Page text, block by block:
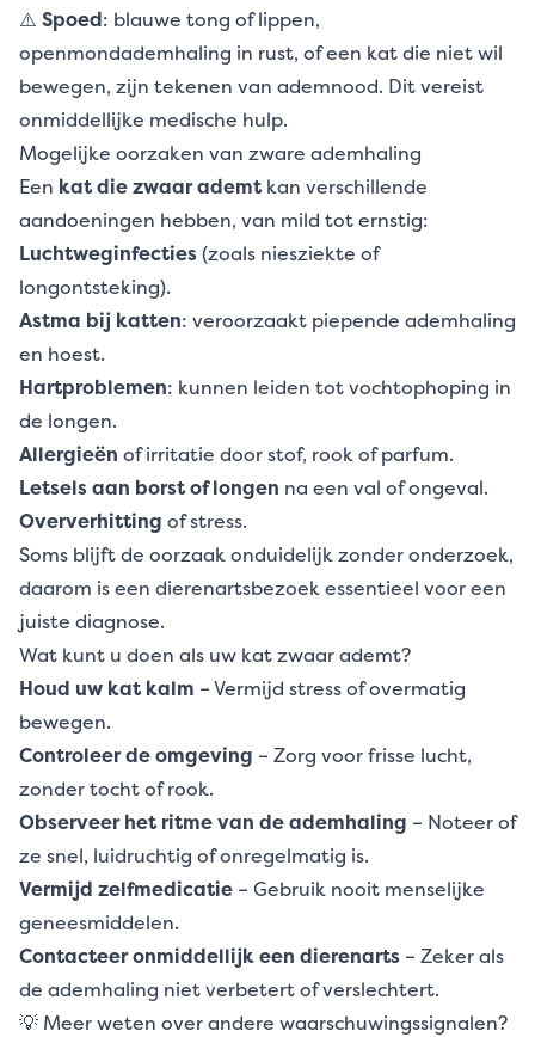
⚠️ Spoed: blauwe tong of lippen,
openmondademhaling in rust, of een kat die niet wil
bewegen, zijn tekenen van ademnood. Dit vereist
onmiddellijke medische hulp.
Mogelijke oorzaken van zware ademhaling
Een kat die zwaar ademt kan verschillende
aandoeningen hebben, van mild tot ernstig:
Luchtweginfecties(zoals niesziekte of
longontsteking).
Astma bij katten: veroorzaakt piepende ademhaling
en hoest.
Hartproblemen: kunnen leiden tot vochtophoping in
de longen.
Allergieën of irritatie door stof, rook of parfum.
Letsels aan borst of longen na een val of ongeval.
Oververhitting of stress.
Soms blijft de oorzaak onduidelijk zonder onderzoek,
daarom is een dierenartsbezoek essentieel voor een
juiste diagnose.
Wat kunt u doen als uw kat zwaar ademt?
Houd uw kat kalm – Vermijd stress of overmatig
bewegen.
Controleer de omgeving – Zorg voor frisse lucht,
zonder tocht of rook.
Observeer het ritme van de ademhaling – Noteer of
ze snel, luidruchtig of onregelmatig is.
Vermijd zelfmedicatie – Gebruik nooit menselijke
geneesmiddelen.
Contacteer onmiddellijk een dierenarts – Zeker als
de ademhaling niet verbetert of verslechtert.
💡 Meer weten over andere waarschuwingssignalen?